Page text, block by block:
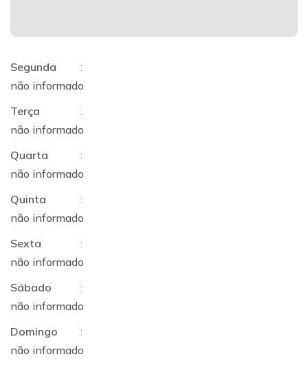
Segunda
:
não informado
Terça
:
não informado
Quarta
:
não informado
Quinta
:
não informado
Sexta
:
não informado
Sábado
:
não informado
Domingo
:
não informado